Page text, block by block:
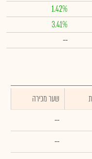
1.42%
3.41%
--
שער מכירה
--
--